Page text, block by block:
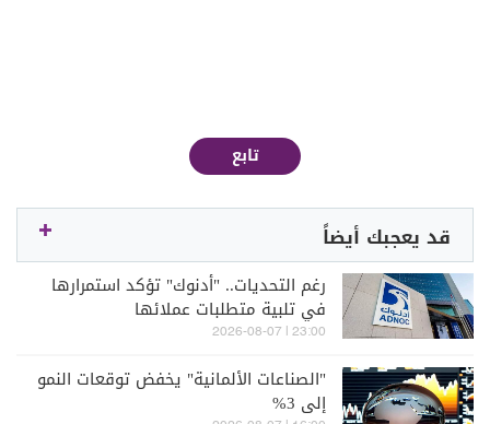
تابع
قد يعجبك أيضاً
رغم التحديات.. "أدنوك" تؤكد استمرارها
في تلبية متطلبات عملائها
23:00 | 2026-08-07
"الصناعات الألمانية" يخفض توقعات النمو
إلى 3%